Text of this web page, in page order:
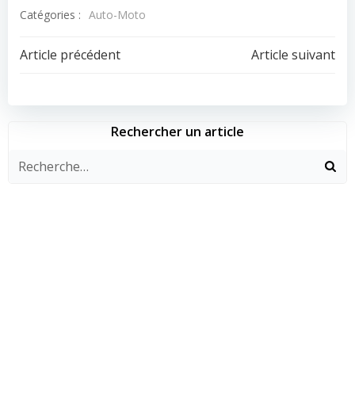
Catégories : Auto-Moto
Navigation
de
l’article
Article précédent
Navigation
de
l’article
Article suivant
Rechercher un article